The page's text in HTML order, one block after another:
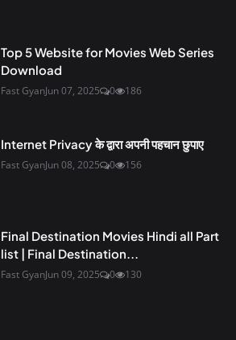
Top 5 Website for Movies Web Series
Download
Fast GyanJun 07, 2025 0 186
Internet Privacy के द्वारा अपनी पहचान छुपाए
Fast GyanJun 08, 2025 0 156
Final Destination Movies Hindi all Part
list | Final Destination...
Fast GyanJun 09, 2025 0 130